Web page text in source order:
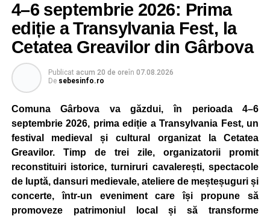
4–6 septembrie 2026: Prima
ediție a Transylvania Fest, la
Cetatea Greavilor din Gârbova
Publicat acum 20 de oreîn 07.08.2026
De sebesinfo.ro
Comuna Gârbova va găzdui, în perioada 4–6
septembrie 2026, prima ediție a Transylvania Fest, un
festival medieval și cultural organizat la Cetatea
Greavilor. Timp de trei zile, organizatorii promit
reconstituiri istorice, turniruri cavalerești, spectacole
de luptă, dansuri medievale, ateliere de meșteșuguri și
concerte, într-un eveniment care își propune să
promoveze patrimoniul local și să transforme